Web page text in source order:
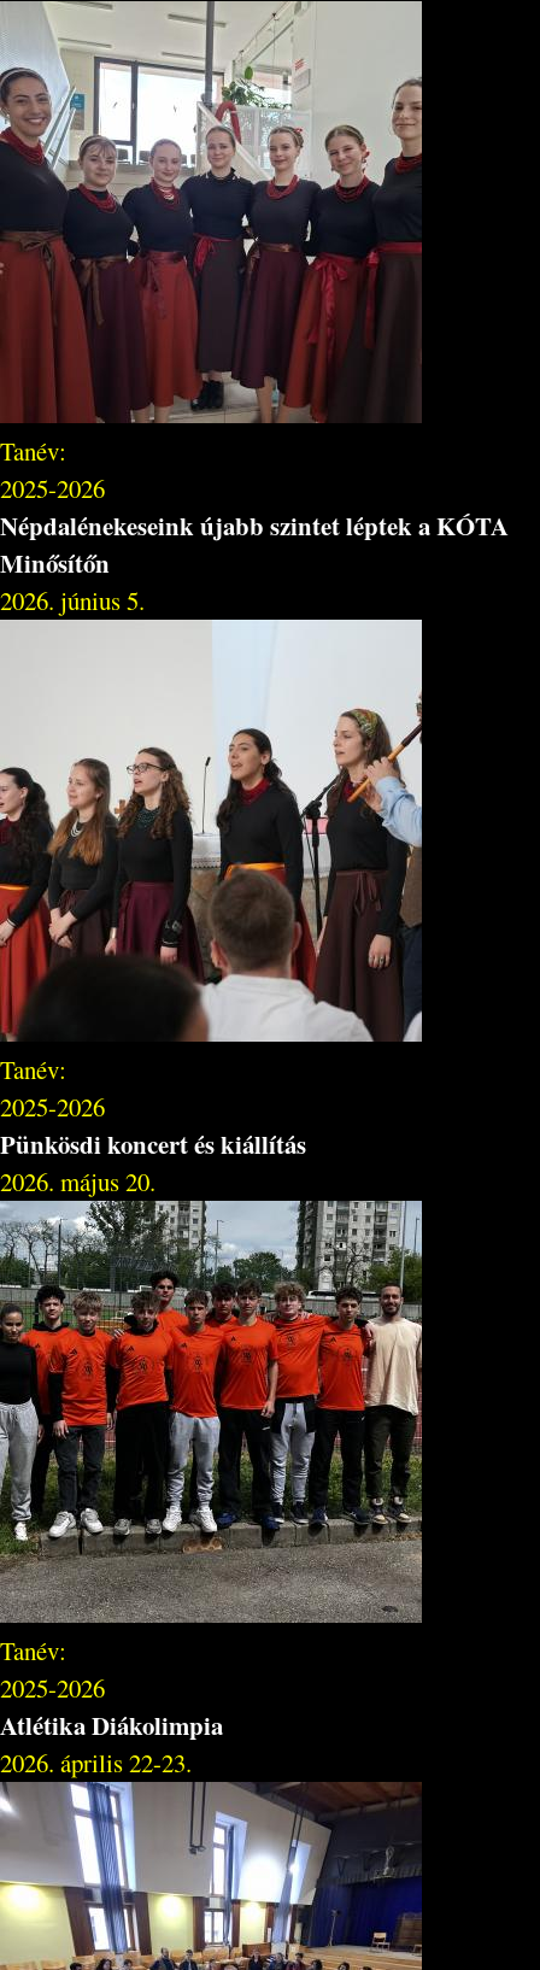
Tanév:
2025-2026
Népdalénekeseink újabb szintet léptek a KÓTA
Minősítőn
2026. június 5.
Tanév:
2025-2026
Pünkösdi koncert és kiállítás
2026. május 20.
Tanév:
2025-2026
Atlétika Diákolimpia
2026. április 22-23.